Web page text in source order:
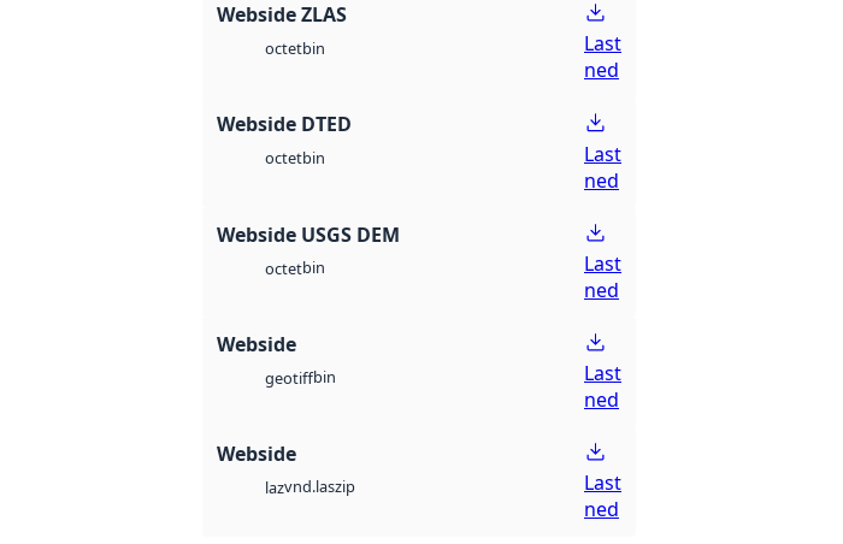
Webside ZLAS
octetbin
Last
ned
Webside DTED
octetbin
Last
ned
Webside USGS DEM
octetbin
Last
ned
Webside
geotiffbin
Last
ned
Webside
lazvnd.laszip
Last
ned